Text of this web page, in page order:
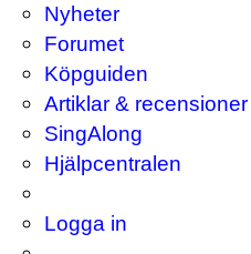
Nyheter
Forumet
Köpguiden
Artiklar & recensioner
SingAlong
Hjälpcentralen
Logga in